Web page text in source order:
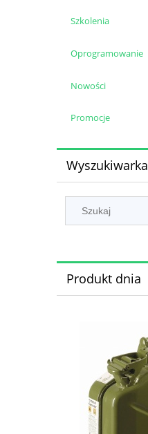
Szkolenia
Oprogramowanie
Nowości
Promocje
Wyszukiwarka
Produkt dnia